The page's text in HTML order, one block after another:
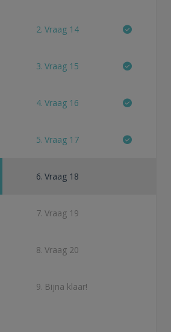
2. Vraag 14
3. Vraag 15
4. Vraag 16
5. Vraag 17
6. Vraag 18
7. Vraag 19
8. Vraag 20
9. Bijna klaar!